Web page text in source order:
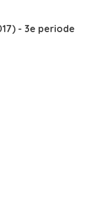
- 3e periode